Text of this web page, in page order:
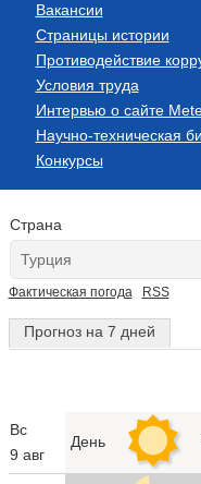
Вакансии
Страницы истории
Противодействие
Условия труда
Интервью о сайте
Научно-техническая
Конкурсы
Страна
Фактическая погода RSS
Прогноз на 7 дней
Вс
9 авг
День